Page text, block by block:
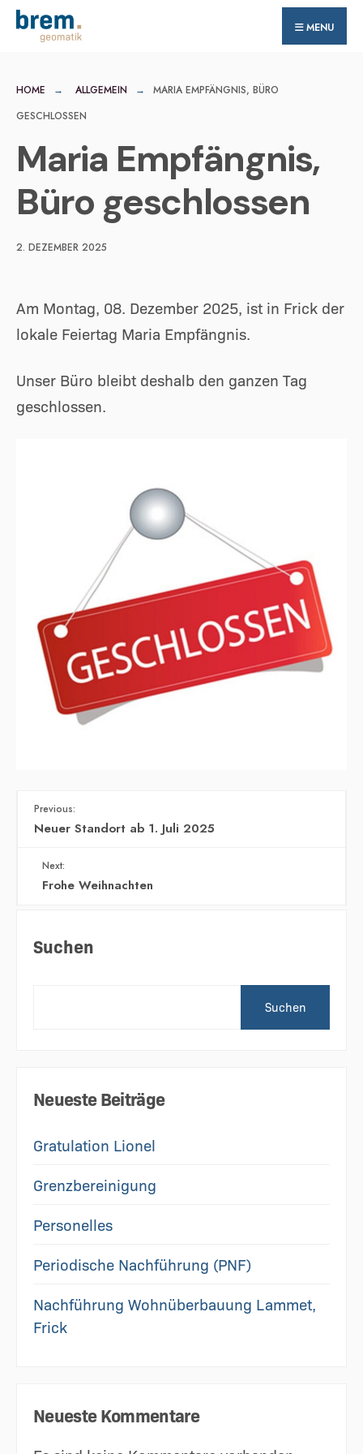
Skip
MENU
HOME ALLGEMEIN
MARIA EMPFÄNGNIS, BÜRO
GESCHLOSSEN
Maria Empfängnis,
Büro geschlossen
2. DEZEMBER 2025
Am Montag, 08. Dezember 2025, ist in Frick der
lokale Feiertag Maria Empfängnis.
Unser Büro bleibt deshalb den ganzen Tag
geschlossen.
Previous:
Neuer Standort ab 1. Juli 2025
Next:
Frohe Weihnachten
Suchen
Suchen
Neueste Beiträge
Gratulation Lionel
Grenzbereinigung
Personelles
Periodische Nachführung (PNF)
Nachführung Wohnüberbauung Lammet,
Frick
Neueste Kommentare
for: